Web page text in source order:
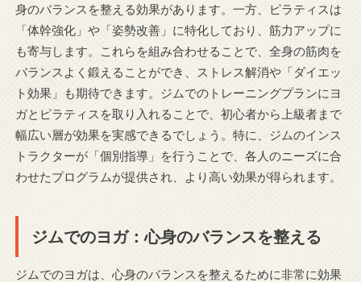
身のバランスを整える効果があります。一方、ピラティスは
「体幹強化」や「姿勢改善」に特化しており、筋力アップに
も寄与します。これらを組み合わせることで、全身の筋肉を
バランスよく鍛えることができ、ストレス解消や「ダイエッ
ト効果」も期待できます。ジムでのトレーニングプランにヨ
ガとピラティスを取り入れることで、初心者から上級者まで
幅広い層が効果を実感できるでしょう。特に、ジムのインス
トラクターが「個別指導」を行うことで、各人のニーズに合
わせたプログラムが提供され、より高い効果が得られます。
ジムでのヨガ：心身のバランスを整える
ジムでのヨガは、心身のバランスを整えるために非常に効果